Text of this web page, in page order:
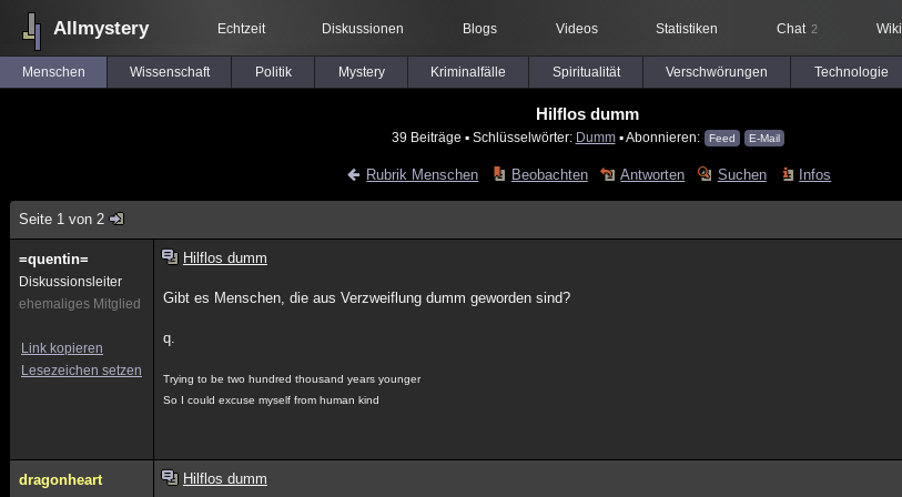
Allmystery Echtzeit Diskussionen Blogs Videos Statistiken Chat 2 Wiki
Menschen Wissenschaft Politik Mystery Kriminalfälle Spiritualität Verschwörungen Technologie
Hilflos dumm
39 Beiträge ▪ Schlüsselwörter: Dumm▪ Abonnieren: Feed E-Mail
Rubrik Menschen Beobachten Antworten Suchen Infos
Seite 1 von 2
=quentin=
Diskussionsleiter
ehemaliges Mitglied
Link kopieren
Lesezeichen setzen
Hilflos dumm
Gibt es Menschen, die aus Verzweiflung dumm geworden sind?
q.
Trying to be two hundred thousand years younger
So I could excuse myself from human kind
dragonheart Hilflos dumm